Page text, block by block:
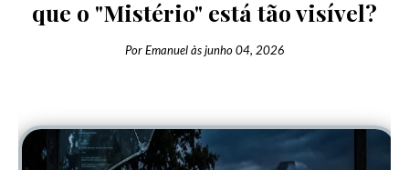
que o "Mistério" está tão visível?
Por Emanuel àsjunho 04, 2026